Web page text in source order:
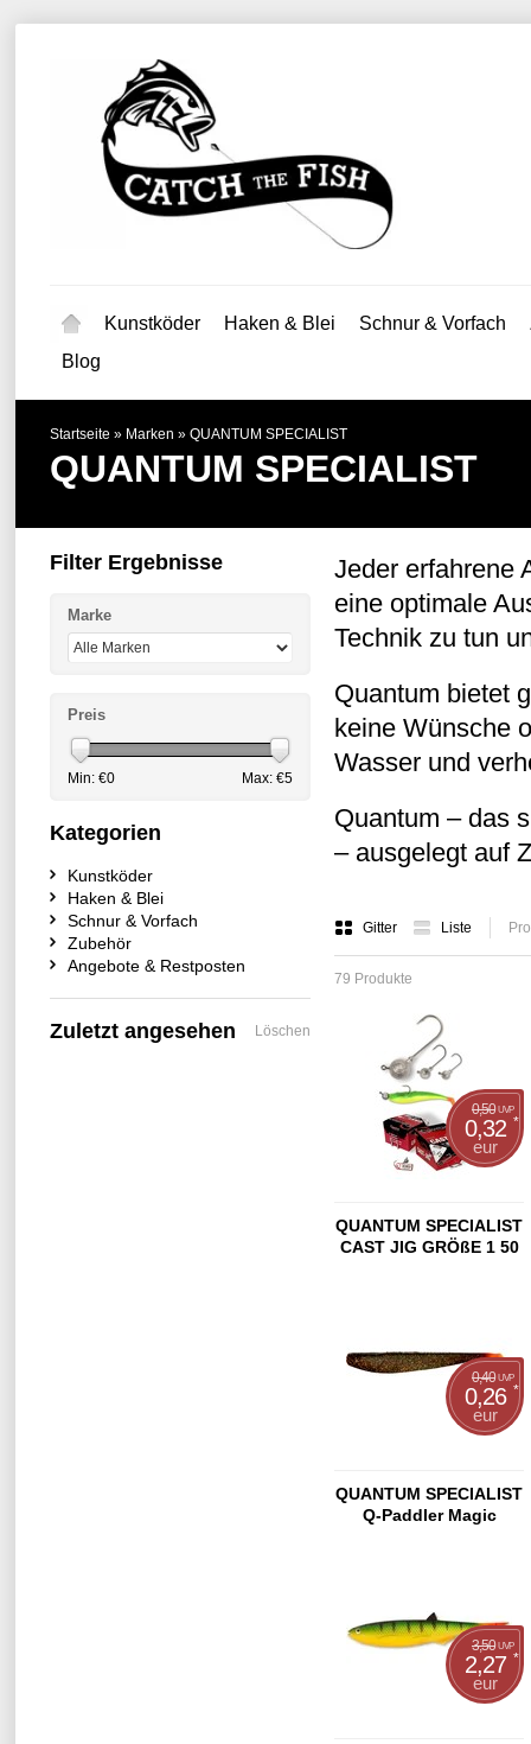
Kunstköder Haken & Blei Schnur & Vorfach
Blog
Startseite » Marken » QUANTUM SPECIALIST
QUANTUM SPECIALIST
Jeder erfahrene
eine optimale
Technik zu tun
Quantum bietet
keine Wünsche
Wasser und
Quantum – das
– ausgelegt auf
Gitter Liste
79 Produkte
0,50 UVP
0,32 *
eur
QUANTUM SPECIALIST
CAST JIG GRÖßE 1 50
0,40 UVP
0,26 *
eur
QUANTUM SPECIALIST
Q-Paddler Magic
3,50 UVP
2,27 *
eur
Filter Ergebnisse
Marke
Preis
Min: €0 Max: €5
Kategorien
Kunstköder
Haken & Blei
Schnur & Vorfach
Zubehör
Angebote & Restposten
Zuletzt angesehen Löschen